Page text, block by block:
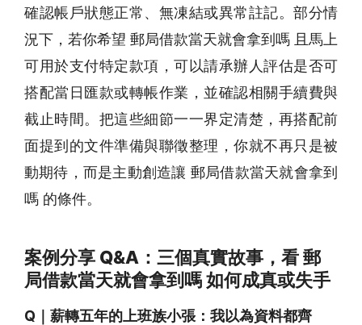
確認帳戶狀態正常、無凍結或異常註記。部分情
況下，若你希望 郵局借款當天就會拿到嗎 且馬上
可用於支付特定款項，可以請承辦人評估是否可
搭配當日匯款或轉帳作業，並確認相關手續費與
截止時間。把這些細節一一界定清楚，再搭配前
面提到的文件準備與聯徵整理，你就不再只是被
動期待，而是主動創造讓 郵局借款當天就會拿到
嗎 的條件。
案例分享 Q&A：三個真實故事，看 郵
局借款當天就會拿到嗎 如何成真或失手
Q｜薪轉五年的上班族小張：我以為資料都齊